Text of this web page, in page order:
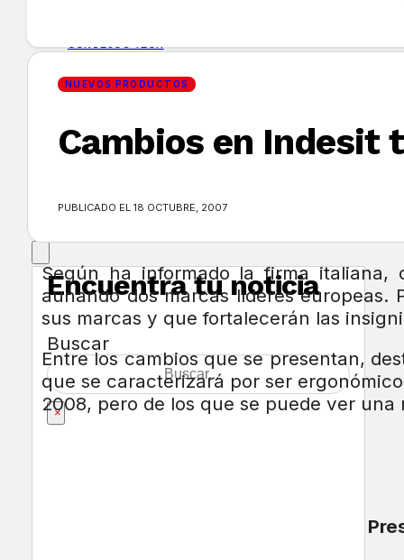
MERCADOS Y TENDENCIAS
Encuentra tu noticia
Buscar
×
NUEVOS PRODUCTOS
Cambios en Indesit
PUBLICADO EL 18 OCTUBRE, 2007
Según ha informado la firma italiana,
aunando dos marcas líderes
sus marcas y que fortalecerán las
Entre los cambios que se presentan,
que se caracterizará por ser
2008, pero de los que se puede ver